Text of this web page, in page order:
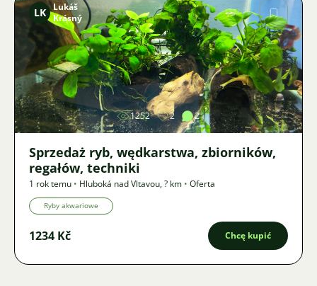
Zdjęcie
LK
Lukáš
Krásný
1252 2 2
Sprzedaż ryb, wędkarstwa, zbiorników,
regałów, techniki
1 rok temu • Hluboká nad Vltavou,? km • Oferta
Ryby akwariowe
1234 Kč Chcę kupić